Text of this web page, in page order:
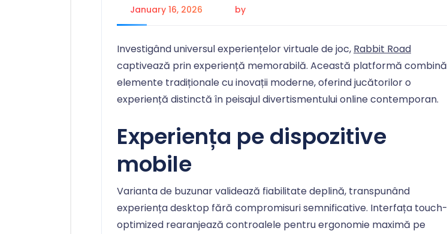
January 16, 2026 by
Investigând universul experiențelor virtuale de joc, Rabbit Road
captivează prin experiență memorabilă. Această platformă combină
elemente tradiționale cu inovații moderne, oferind jucătorilor o
experiență distinctă în peisajul divertismentului online contemporan.
Experiența pe dispozitive
mobile
Varianta de buzunar validează fiabilitate deplină, transpunând
experiența desktop fără compromisuri semnificative. Interfața touch-
optimized rearanjează controalele pentru ergonomie maximă pe